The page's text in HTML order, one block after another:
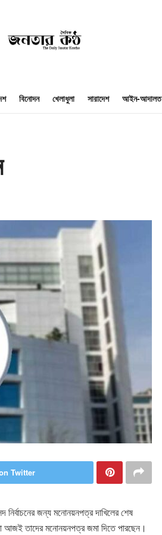
বিনোদন খেলাধুলা সারাদেশ আইন-আদালত
Twitter
জন্য মনোনয়নপত্র দাখিলের শেষ
আজই তাদের মনোনয়নপত্র জমা দিতে পারছেন।